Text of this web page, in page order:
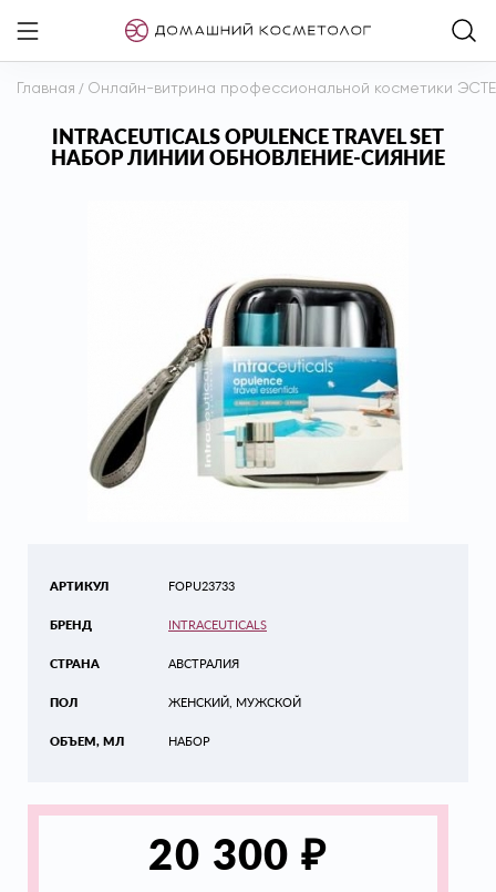
Главная / Онлайн-витрина профессиональной косметики
INTRACEUTICALS OPULENCE TRAVEL SET
НАБОР ЛИНИИ ОБНОВЛЕНИЕ-СИЯНИЕ
АРТИКУЛ
БРЕНД
СТРАНА
ПОЛ
ОБЪЕМ, МЛ
FOPU23733
INTRACEUTICALS
АВСТРАЛИЯ
ЖЕНСКИЙ, МУЖСКОЙ
НАБОР
20 300₽